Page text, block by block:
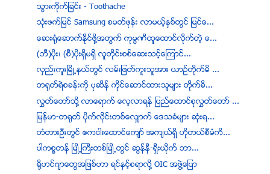
သြားကိုက္ျခင္း - Toothache
သံုးဖက္ျမင္ Samsung စမတ္ဖုန္း လာမယ့္ႏွစ္တြင္ ျမင္ေ...
ေဆး႐ုံေဆာက္ႏို္င္ဖို႔အတြက္ ကုမၸဏီထူေထာင္လိုက္တဲ့ ေ...
(ဘီ)ပိုး၊ (စီ)ပိုးရွိမရွိ လူတိုင္းစစ္ေဆးသင့္ေၾကာင္...
လွည္းကူးၿမိဳ႕နယ္တြင္ လမ္းျဖတ္ကူးသူအား ယာဥ္တိုက္မိ ...
တ႐ုတ္ရဲစခန္းကို ပုဆိန္ ကိုင္ေဆာင္ထားသူမ်ား တိုက္ခိ...
လႊတ္ေတာ္သို႔ လာေရာက္ ေလ့လာရန္ ျပည္ေထာင္စုလႊတ္ေတာ္ ...
ျမန္မာ-တ႐ုတ္ ပိုက္လိုင္းတစ္ေလွ်ာက္ ေဒသခံမ်ား ဆုံး႐...
တံတားဦးတြင္ ဧကငါးေထာင္ေက်ာ္ အက်ယ္ရွိ ဟိုတယ္စီမံကိ...
ပါကစၥတန္ ၿမဳိ႕ႀကီးတစ္ၿမဳိ႕တြင္ ဆြန္နီ-ရွီးယိုက္ ဘာ...
ရိုဟင္ဂ်ာေတြအျဖစ္ဟာ ရင္နင့္စရာလို႔ OIC အဖြဲ႔ေျပာ